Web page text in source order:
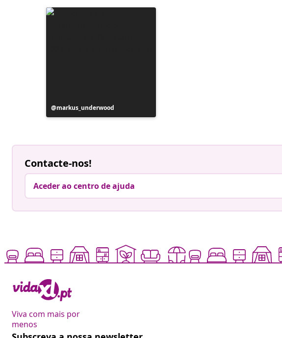
Postagem
publicada
markus_underwood
Contacte-nos!
Aceder ao centro de ajuda
Viva com mais por
menos